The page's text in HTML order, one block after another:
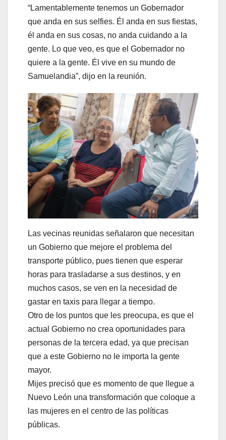
“Lamentablemente tenemos un Gobernador
que anda en sus selfies. Él anda en sus fiestas,
él anda en sus cosas, no anda cuidando a la
gente. Lo que veo, es que el Gobernador no
quiere a la gente. Él vive en su mundo de
Samuelandia”, dijo en la reunión.
Las vecinas reunidas señalaron que necesitan
un Gobierno que mejore el problema del
transporte público, pues tienen que esperar
horas para trasladarse a sus destinos, y en
muchos casos, se ven en la necesidad de
gastar en taxis para llegar a tiempo.
Otro de los puntos que les preocupa, es que el
actual Gobierno no crea oportunidades para
personas de la tercera edad, ya que precisan
que a este Gobierno no le importa la gente
mayor.
Mijes precisó que es momento de que llegue a
Nuevo León una transformación que coloque a
las mujeres en el centro de las políticas
públicas.